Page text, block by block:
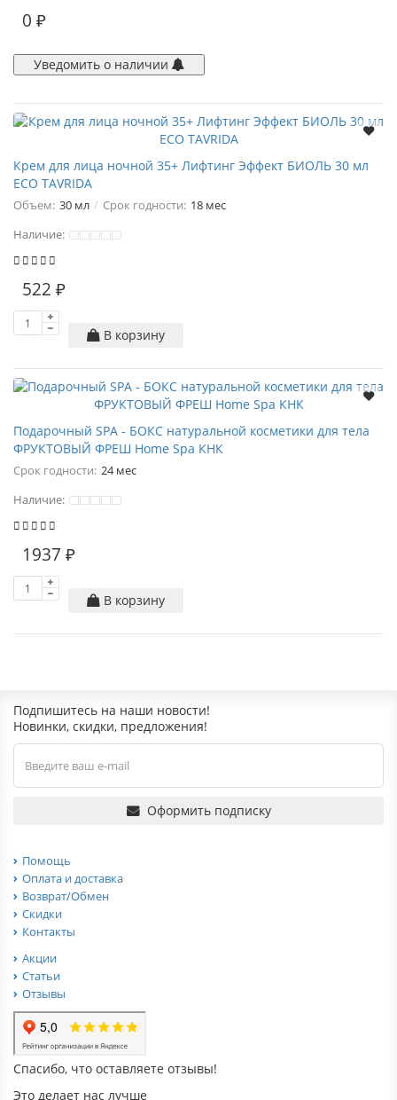
0 ₽
Уведомить о наличии
Крем для лица ночной 35+ Лифтинг Эффект БИОЛЬ 30 мл
ECO TAVRIDA
Объем: 30 мл Срок годности: 18 мес
Наличие:
522 ₽
В корзину
Подарочный SPA - БОКС натуральной косметики для тела
ФРУКТОВЫЙ ФРЕШ Home Spa КНК
Срок годности: 24 мес
Наличие:
1937 ₽
В корзину
Подпишитесь на наши новости!
Новинки, скидки, предложения!
Оформить подписку
Помощь
Оплата и доставка
Возврат/Обмен
Скидки
Контакты
Акции
Статьи
Отзывы
Спасибо, что оставляете отзывы!
Это делает нас лучше